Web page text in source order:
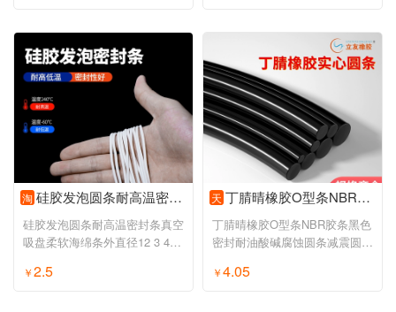
淘 硅胶发泡圆条耐高温密封条真空吸盘柔软海绵条外直径12 3 4 5 6 7
硅胶发泡圆条耐高温密封条真空
吸盘柔软海绵条外直径12 3 4 5
￥2.5
天 丁腈晴橡胶O型条NBR胶条黑色密封耐油酸碱腐蚀圆条减震圆形橡胶绳
丁腈晴橡胶O型条NBR胶条黑色
密封耐油酸碱腐蚀圆条减震圆形
￥4.05